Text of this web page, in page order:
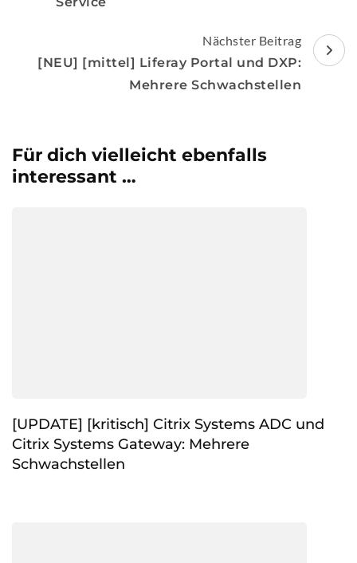
Nächster Beitrag
[NEU] [mittel] Liferay Portal und DXP:
Mehrere Schwachstellen
Für dich vielleicht ebenfalls
interessant …
[UPDATE] [kritisch] Citrix Systems ADC und
Citrix Systems Gateway: Mehrere
Schwachstellen